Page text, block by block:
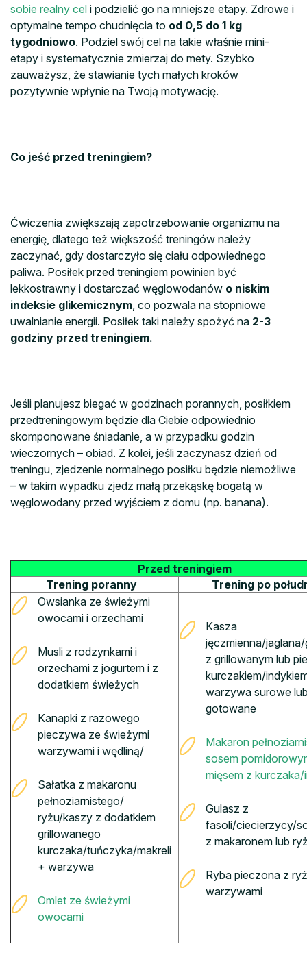
sobie realny cel i podzielić go na mniejsze etapy. Zdrowe i
optymalne tempo chudnięcia to od 0,5 do 1 kg
tygodniowo. Podziel swój cel na takie właśnie mini-
etapy i systematycznie zmierzaj do mety. Szybko
zauważysz, że stawianie tych małych kroków
pozytywnie wpłynie na Twoją motywację.
Co jeść przed treningiem?
Ćwiczenia zwiększają zapotrzebowanie organizmu na
energię, dlatego też większość treningów należy
zaczynać, gdy dostarczyło się ciału odpowiednego
paliwa. Posiłek przed treningiem powinien być
lekkostrawny i dostarczać węglowodanów o niskim
indeksie glikemicznym , co pozwala na stopniowe
uwalnianie energii. Posiłek taki należy spożyć na 2-3
godziny przed treningiem.
Jeśli planujesz biegać w godzinach porannych, posiłkiem
przedtreningowym będzie dla Ciebie odpowiednio
skomponowane śniadanie, a w przypadku godzin
wieczornych – obiad. Z kolei, jeśli zaczynasz dzień od
treningu, zjedzenie normalnego posiłku będzie niemożliwe
– w takim wypadku zjedz małą przekąskę bogatą w
węglowodany przed wyjściem z domu (np. banana).
Przed treningiem
Trening poranny
Trening po
Owsianka ze świeżymi
owocami i orzechami
Musli z rodzynkami i
orzechami z jogurtem i z
dodatkiem świeżych
Kanapki z razowego
pieczywa ze świeżymi
warzywami i wędliną/
Sałatka z makaronu
pełnoziarnistego/
ryżu/kaszy z dodatkiem
grillowanego
kurczaka/tuńczyka/makreli
+ warzywa
Omlet ze świeżymi
owocami
Kasza
jęczmienna/
z grillowanym lub
kurczakiem/
warzywa surowe
gotowane
Makaron
sosem
mięsem z
Gulasz z
fasoli/ciecierzycy/
z makaronem lub
Ryba pieczona z
warzywami